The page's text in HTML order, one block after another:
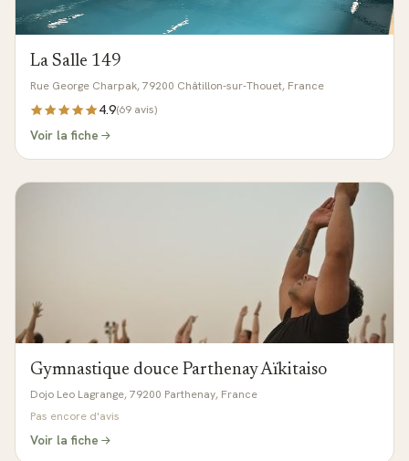
La Salle 149
Rue George Charpak, 79200 Châtillon-sur-Thouet, France
4.9(69 avis)
Voir la fiche
Gymnastique douce Parthenay Aïkitaiso
Dojo Leo Lagrange, 79200 Parthenay, France
Pas encore d'avis
Voir la fiche